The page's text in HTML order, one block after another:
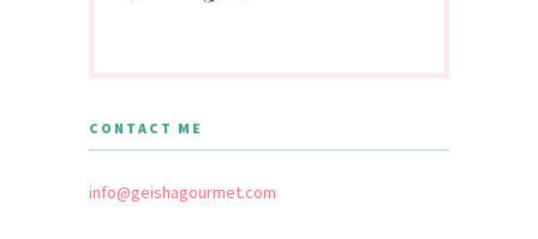
CONTACT ME
info@geishagourmet.com